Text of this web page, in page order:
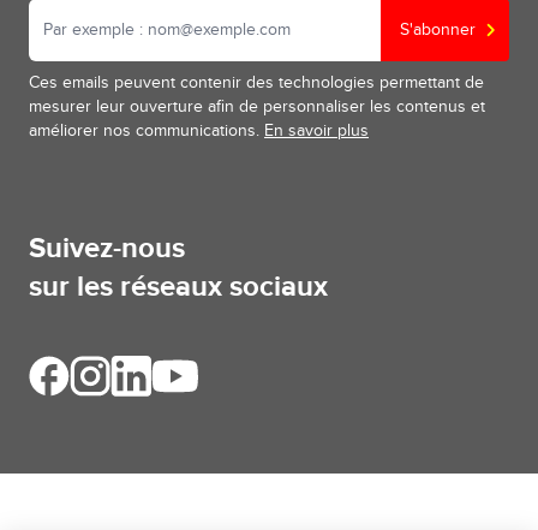
S'abonner
Ces emails peuvent contenir des technologies permettant de
mesurer leur ouverture afin de personnaliser les contenus et
améliorer nos communications. En savoir plus
Suivez-nous
sur les réseaux sociaux